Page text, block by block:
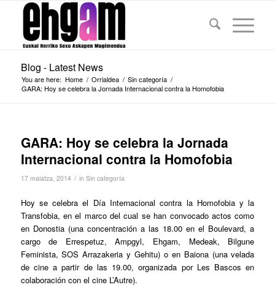
Blog - Latest News
You are here: Home / Orrialdea / Sin categoría /
GARA: Hoy se celebra la Jornada Internacional contra la Homofobia
GARA: Hoy se celebra la Jornada
Internacional contra la Homofobia
17 maiatza, 2014 / in Sin categoría
Hoy se celebra el Día Internacional contra la Homofobia y la
Transfobia, en el marco del cual se han convocado actos como
en Donostia (una concentración a las 18.00 en el Boulevard, a
cargo de Errespetuz, Ampgyl, Ehgam, Medeak, Bilgune
Feminista, SOS Arrazakeria y Gehitu) o en Baiona (una velada
de cine a partir de las 19.00, organizada por Les Bascos en
colaboración con el cine L’Autre).